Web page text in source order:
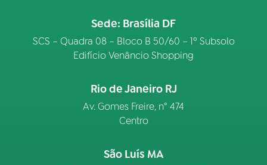
Sede: Brasília DF
SCS – Quadra 08 – Bloco B 50/60 – 1º Subsolo
Edifício Venâncio Shopping
Rio de Janeiro RJ
Av. Gomes Freire, n° 474
Centro
São Luís MA